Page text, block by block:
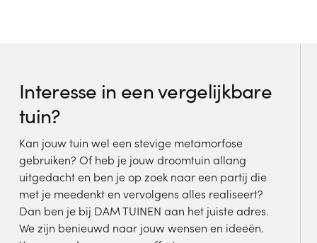
Interesse in een vergelijkbare
tuin?
Kan jouw tuin wel een stevige metamorfose
gebruiken? Of heb je jouw droomtuin allang
uitgedacht en ben je op zoek naar een partij die
met je meedenkt en vervolgens alles realiseert?
Dan ben je bij DAM TUINEN aan het juiste adres.
We zijn benieuwd naar jouw wensen en ideeën.